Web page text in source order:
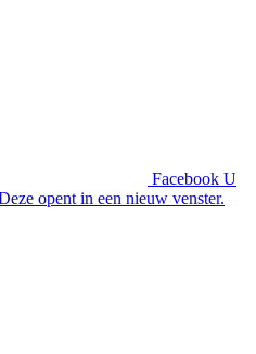
Facebook U
opent in een nieuw venster.